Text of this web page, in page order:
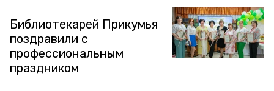
Библиотекарей Прикумья
поздравили с
профессиональным
праздником